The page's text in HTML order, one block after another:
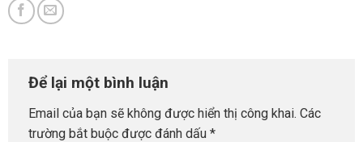
Để lại một bình luận
Email của bạn sẽ không được hiển thị công khai. Các
trường bắt buộc được đánh dấu *